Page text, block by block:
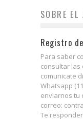
SOBRE EL
Registro
Para saber
consultar las
comunicate
Whatsapp
enviarnos tu
correo:
Te